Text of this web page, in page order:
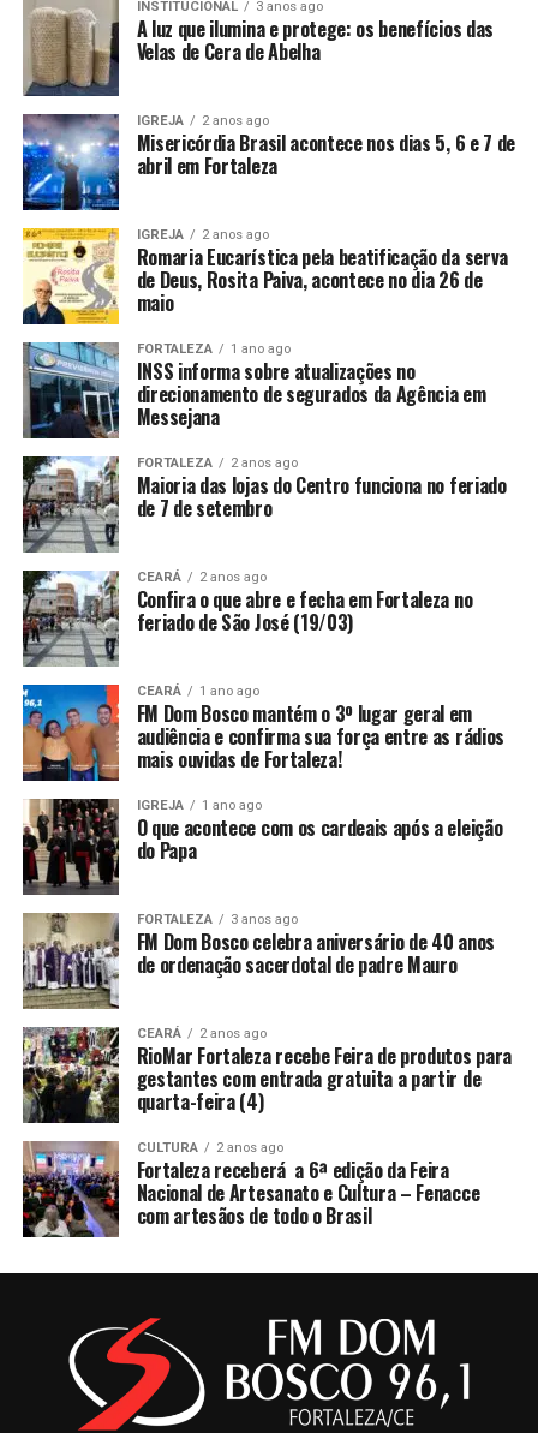
INSTITUCIONAL 3 anos ago
A luz que ilumina e protege: os benefícios das
Velas de Cera de Abelha
IGREJA 2 anos ago
Misericórdia Brasil acontece nos dias 5, 6 e 7 de
abril em Fortaleza
IGREJA 2 anos ago
Romaria Eucarística pela beatificação da serva
de Deus, Rosita Paiva, acontece no dia 26 de
maio
FORTALEZA 1 ano ago
INSS informa sobre atualizações no
direcionamento de segurados da Agência em
Messejana
FORTALEZA 2 anos ago
Maioria das lojas do Centro funciona no feriado
de 7 de setembro
CEARÁ 2 anos ago
Confira o que abre e fecha em Fortaleza no
feriado de São José (19/03)
CEARÁ 1 ano ago
FM Dom Bosco mantém o 3º lugar geral em
audiência e confirma sua força entre as rádios
mais ouvidas de Fortaleza!
IGREJA 1 ano ago
O que acontece com os cardeais após a eleição
do Papa
FORTALEZA 3 anos ago
FM Dom Bosco celebra aniversário de 40 anos
de ordenação sacerdotal de padre Mauro
CEARÁ 2 anos ago
RioMar Fortaleza recebe Feira de produtos para
gestantes com entrada gratuita a partir de
quarta-feira (4)
CULTURA 2 anos ago
Fortaleza receberá a 6ª edição da Feira
Nacional de Artesanato e Cultura – Fenacce
com artesãos de todo o Brasil